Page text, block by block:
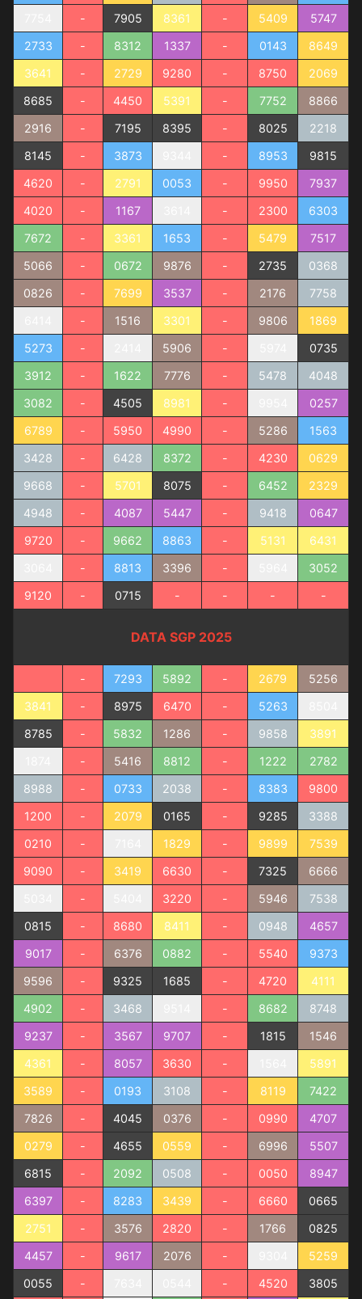
- 7905 8361 - 5409
5747
2733
- 8312 1337 - 0143
8649
3641
- 2729 9280 - 8750
2069
8685
- 4450 5391 - 7752
8866
2916
- 7195 8395 - 8025
2218
8145
- 3873 - 8953
9815
4620
- 2791 0053 - 9950
7937
4020
- 1167 - 2300
6303
7672
- 3361 1653 - 5479
7517
5066
- 0672 9876 - 2735
0368
0826
- 7699 3537 - 2176
7758
- 1516 3301 - 9806
1869
5273
- 5906 -
0735
3912
- 1622 7776 - 5478
4048
3082
- 4505 8981 -
0257
6789
- 5950 4990 - 5286
1563
3428
- 6428 8372 - 4230
0629
9668
- 5701 8075 - 6452
2329
4948
- 4087 5447 - 9418
0647
9720
- 9662 8863 - 5131
6431
- 8813 3396 -
3052
9120
- 0715 - - - -
DATA SGP 2025
- 7293 5892 - 2679
5256
3841
- 8975 6470 - 5263
8785
- 5832 1286 - 9858
3891
- 5416 8812 - 1222
2782
8988
- 0733 2038 - 8383
9800
1200
- 2079 0165 - 9285
3388
0210
- 1829 - 9899
7539
9090
- 3419 6630 - 7325
6666
- 3220 - 5946
7538
0815
- 8680 8411 - 0948
4657
9017
- 6376 0882 - 5540
9373
9596
- 9325 1685 - 4720
4111
4902
- 3468 - 8682
8748
9237
- 3567 9707 - 1815
1546
4361
- 8057 3630 -
5891
3589
- 0193 3108 - 8119
7422
7826
- 4045 0376 - 0990
4707
0279
- 4655 0559 - 6996
5507
6815
- 2092 0508 - 0050
8947
6397
- 8283 3439 - 6660
0665
2751
- 3576 2820 - 1766
0825
4457
- 9617 2076 -
5259
0055
- - 4520 3805